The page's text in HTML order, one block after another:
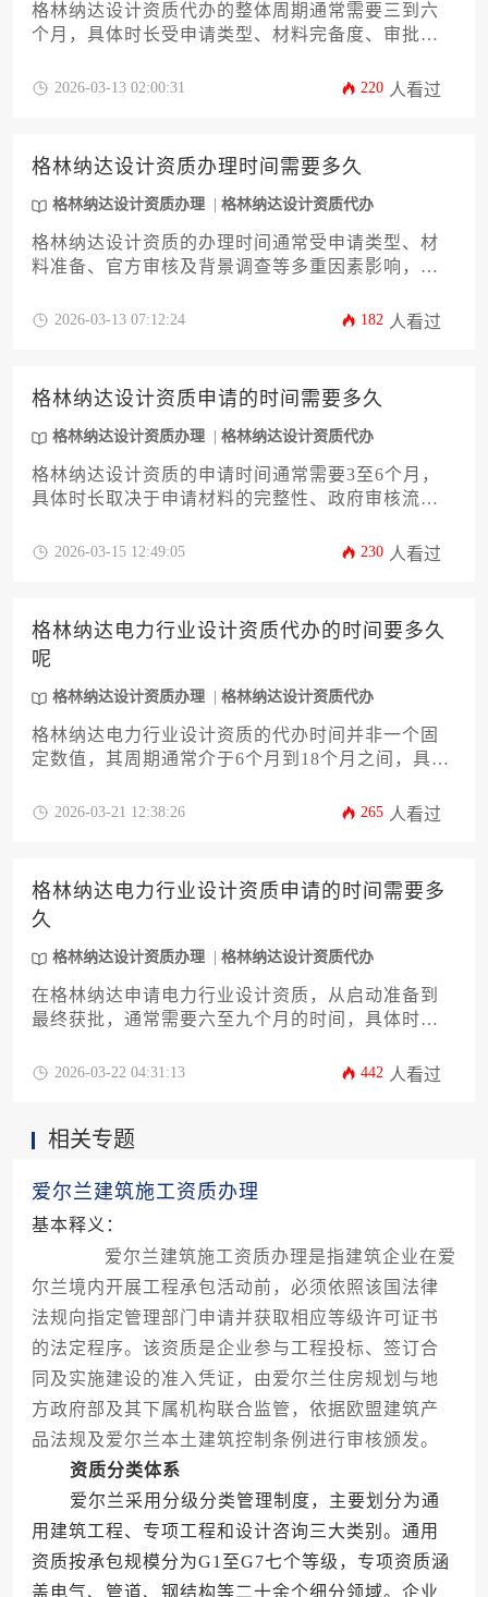
格林纳达设计资质代办的整体周期通常需要三到六
个月，具体时长受申请类型、材料完备度、审批环
可靠的代办服务能显著缩短时间并提升成功率。
2026-03-13 02:00:31 220 人看过
格林纳达设计资质办理时间需要多久
格林纳达设计资质办理 格林纳达设计资质代办
格林纳达设计资质的办理时间通常受申请类型、材
料准备、官方审核及背景调查等多重因素影响，常
需要三至六个月。若选择专业代办服务，流程可能
2026-03-13 07:12:24 182 人看过
格林纳达设计资质申请的时间需要多久
格林纳达设计资质办理 格林纳达设计资质代办
格林纳达设计资质的申请时间通常需要3至6个月，
具体时长取决于申请材料的完整性、政府审核流程
前期准备、正式递交、官方审查及最终批复等多个
2026-03-15 12:49:05 230 人看过
格林纳达电力行业设计资质代办的时间要多久
呢
格林纳达设计资质办理 格林纳达设计资质代办
格林纳达电力行业设计资质的代办时间并非一个固
定数值，其周期通常介于6个月到18个月之间，具体
管部门审核流程以及所申请资质的具体类别和等级
2026-03-21 12:38:26 265 人看过
格林纳达电力行业设计资质申请的时间需要多
久
格林纳达设计资质办理 格林纳达设计资质代办
在格林纳达申请电力行业设计资质，从启动准备到
最终获批，通常需要六至九个月的时间，具体时长
机构的沟通效率以及是否涉及现场核查等多种因素
2026-03-22 04:31:13 442 人看过
相关专题
爱尔兰建筑施工资质办理
基本释义：
爱尔兰建筑施工资质办理是指建筑企业在爱
尔兰境内开展工程承包活动前，必须依照该国法律
法规向指定管理部门申请并获取相应等级许可证书
的法定程序。该资质是企业参与工程投标、签订合
同及实施建设的准入凭证，由爱尔兰住房规划与地
方政府部及其下属机构联合监管，依据欧盟建筑产
品法规及爱尔兰本土建筑控制条例进行审核颁发。
资质分类体系
爱尔兰采用分级分类管理制度，主要划分为通
用建筑工程、专项工程和设计咨询三大类别。通用
资质按承包规模分为G1至G7七个等级，专项资质涵
盖电气、管道、钢结构等二十余个细分领域。企业